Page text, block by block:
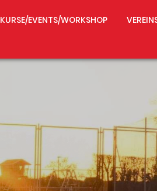
KURSE/EVENTS/WORKSHOP